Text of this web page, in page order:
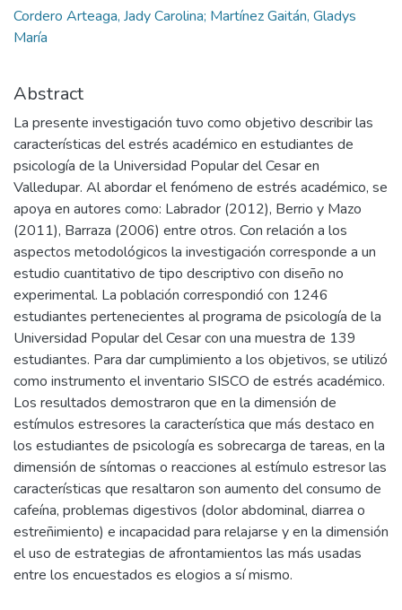
Cordero Arteaga, Jady Carolina; Martínez Gaitán, Gladys
María
Abstract
La presente investigación tuvo como objetivo describir las
características del estrés académico en estudiantes de
psicología de la Universidad Popular del Cesar en
Valledupar. Al abordar el fenómeno de estrés académico, se
apoya en autores como: Labrador (2012), Berrio y Mazo
(2011), Barraza (2006) entre otros. Con relación a los
aspectos metodológicos la investigación corresponde a un
estudio cuantitativo de tipo descriptivo con diseño no
experimental. La población correspondió con 1246
estudiantes pertenecientes al programa de psicología de la
Universidad Popular del Cesar con una muestra de 139
estudiantes. Para dar cumplimiento a los objetivos, se utilizó
como instrumento el inventario SISCO de estrés académico.
Los resultados demostraron que en la dimensión de
estímulos estresores la característica que más destaco en
los estudiantes de psicología es sobrecarga de tareas, en la
dimensión de síntomas o reacciones al estímulo estresor las
características que resaltaron son aumento del consumo de
cafeína, problemas digestivos (dolor abdominal, diarrea o
estreñimiento) e incapacidad para relajarse y en la dimensión
el uso de estrategias de afrontamientos las más usadas
entre los encuestados es elogios a sí mismo.